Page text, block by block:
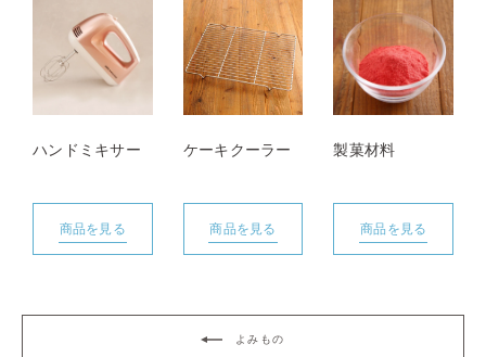
ハンドミキサー
商品を見る
ケーキクーラー
商品を見る
製菓材料
商品を見る
よみもの